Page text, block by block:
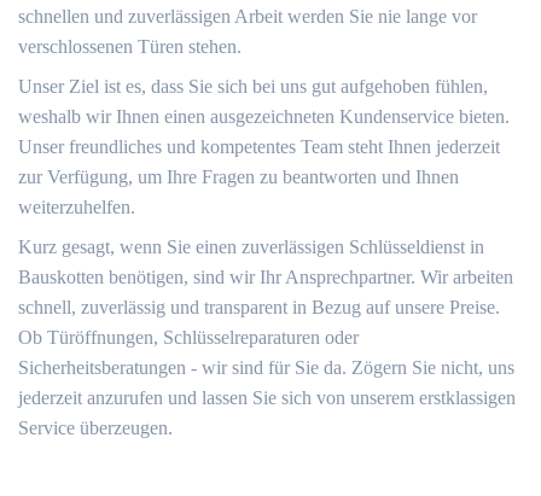
schnellen und zuverlässigen Arbeit werden Sie nie lange vor
verschlossenen Türen stehen.
Unser Ziel ist es, dass Sie sich bei uns gut aufgehoben fühlen,
weshalb wir Ihnen einen ausgezeichneten Kundenservice bieten.
Unser freundliches und kompetentes Team steht Ihnen jederzeit
zur Verfügung, um Ihre Fragen zu beantworten und Ihnen
weiterzuhelfen.
Kurz gesagt, wenn Sie einen zuverlässigen Schlüsseldienst in
Bauskotten benötigen, sind wir Ihr Ansprechpartner. Wir arbeiten
schnell, zuverlässig und transparent in Bezug auf unsere Preise.
Ob Türöffnungen, Schlüsselreparaturen oder
Sicherheitsberatungen - wir sind für Sie da. Zögern Sie nicht, uns
jederzeit anzurufen und lassen Sie sich von unserem erstklassigen
Service überzeugen.